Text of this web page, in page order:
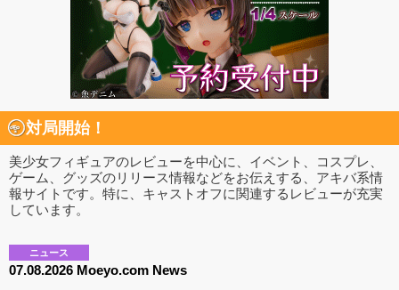
対局開始！
美少女フィギュアのレビューを中心に、イベント、コスプレ、
ゲーム、グッズのリリース情報などをお伝えする、アキバ系情
報サイトです。特に、キャストオフに関連するレビューが充実
しています。
ニュース
07.08.2026 Moeyo.com News